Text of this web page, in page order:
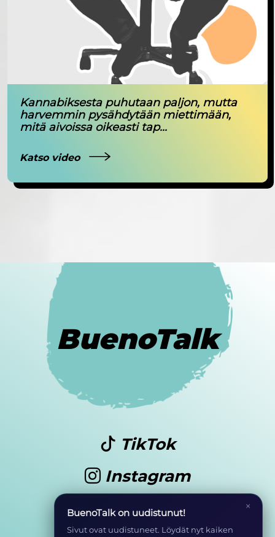
Kannabiksesta puhutaan paljon, mutta
harvemmin pysähdytään miettimään,
mitä aivoissa oikeasti tap...
Katso video
BuenoTalk
TikTok
Instagram
Youtube
×
BuenoTalk on uudistunut!
Sivut ovat uudistuneet. Löydät nyt kaiken